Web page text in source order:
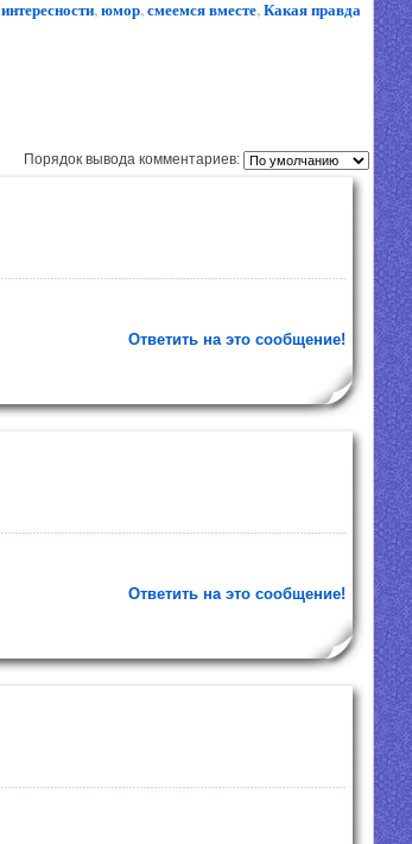
интересности,юмор,смеемся вместе,Какая правда
Порядок вывода комментариев:
Ответить на это сообщение!
Ответить на это сообщение!